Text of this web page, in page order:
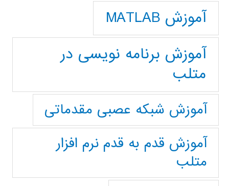
آموزش MATLAB
آموزش برنامه نویسی در
متلب
آموزش شبکه عصبی مقدماتی
آموزش قدم به قدم نرم افزار
متلب